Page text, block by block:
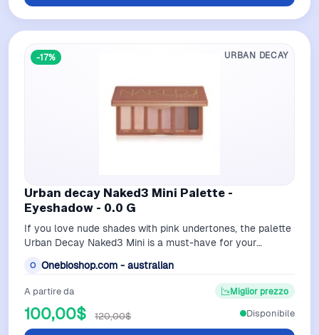
-17% URBAN DECAY
Urban decay Naked3 Mini Palette -
Eyeshadow - 0.0 G
If you love nude shades with pink undertones, the palette
Urban Decay Naked3 Mini is a must-have for your
O Onebioshop.com - australian
A partire da
100,00$ 120,00$
Miglior prezzo
Disponibile